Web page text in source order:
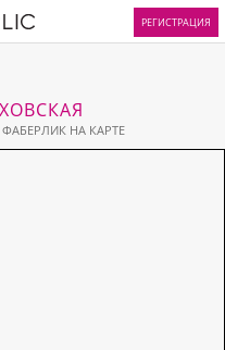
РЕГИСТРАЦИЯ
НА КАРТЕ